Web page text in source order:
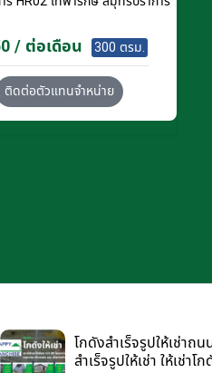
/ ต่อเดือน 300 ตรม.
ติดต่อตัวแทนจำหน่าย
โกดังสำเร็จรูปให้เช่าถ
สำเร็จรูปให้เช่า ให้เช่าโ